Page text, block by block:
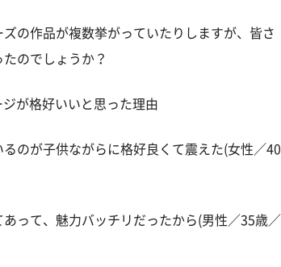
の作品が複数挙がっていたりしますが、皆さ
のでしょうか？
が格好いいと思った理由
のが子供ながらに格好良くて震えた(女性／40
って、魅力バッチリだったから(男性／35歳／